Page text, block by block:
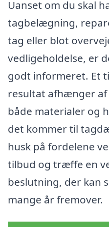
Uanset om du skal
tagbelægning,
tag eller blot
vedligeholdelse, er
godt informeret. Et
resultat afhænger
både materialer og
det kommer til
husk på fordelene
tilbud og træffe en
beslutning, der kan
mange år fremover.